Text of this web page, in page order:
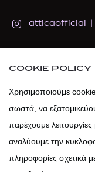
atticaofficial
atticadps
COOKIE POLICY
Χρησιμοποιούμε
σωστά, να
παρέχουμε
αναλύουμε την
πληροφορίες σχετικά